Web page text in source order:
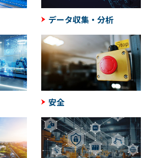
データ収集・分析
安全